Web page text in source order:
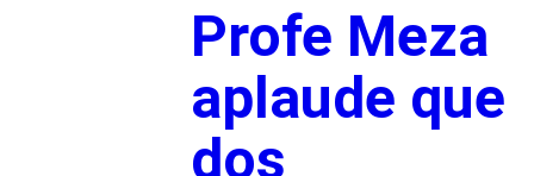
Profe Meza
aplaude que
dos